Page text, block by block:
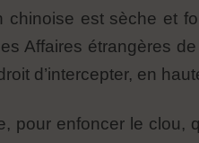
chinoise est sèche et
Affaires étrangères
d’intercepter, en
pour enfoncer le clou,